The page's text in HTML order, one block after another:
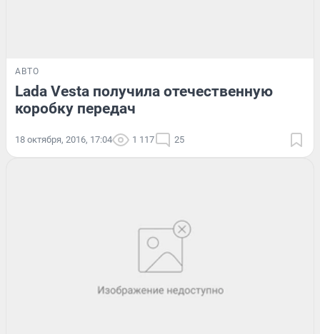
АВТО
Lada Vesta получила отечественную
коробку передач
18 октября, 2016, 17:04 1 117 25